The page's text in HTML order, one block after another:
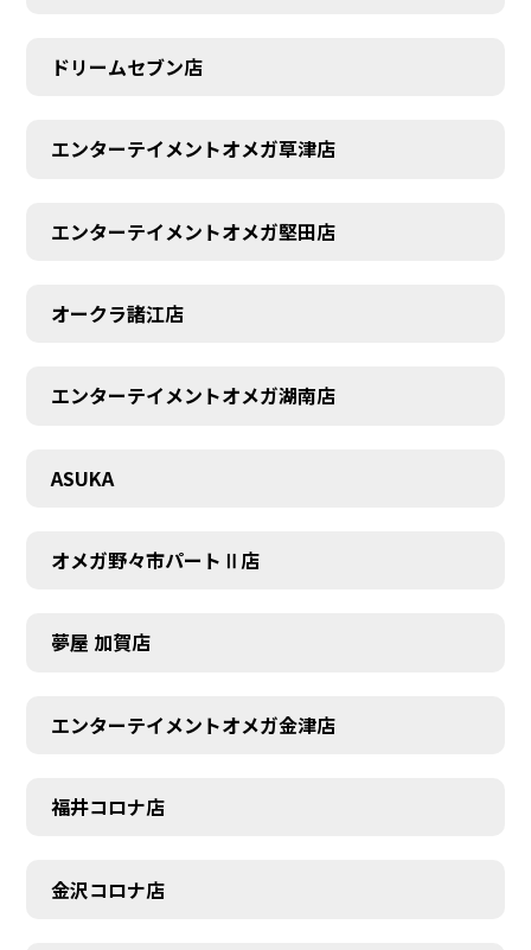
ドリームセブン店
エンターテイメントオメガ草津店
エンターテイメントオメガ堅田店
オークラ諸江店
エンターテイメントオメガ湖南店
ASUKA
オメガ野々市パートⅡ店
夢屋 加賀店
エンターテイメントオメガ金津店
福井コロナ店
金沢コロナ店